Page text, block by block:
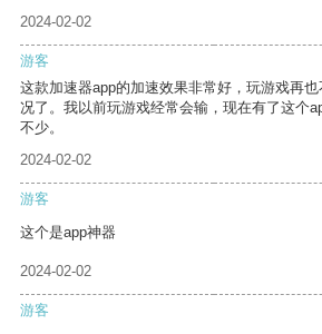
2024-02-02
游客
这款加速器app的加速效果非常好，玩游戏再
况了。我以前玩游戏经常会输，现在有了这个
不少。
2024-02-02
游客
这个是app神器
2024-02-02
游客